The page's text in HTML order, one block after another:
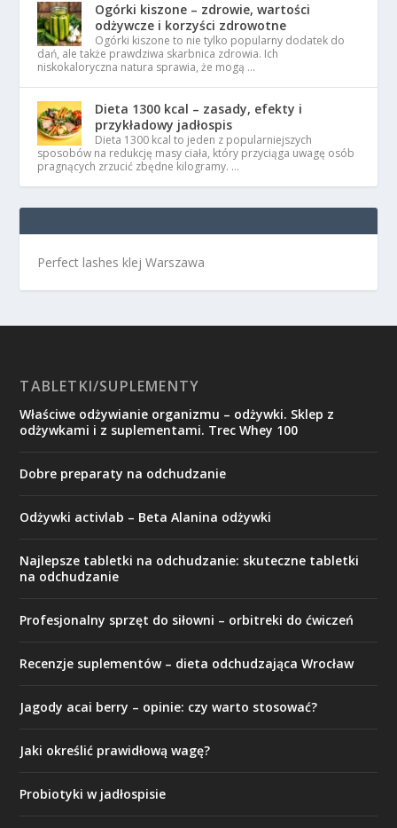
Ogórki kiszone – zdrowie, wartości
odżywcze i korzyści zdrowotne
Ogórki kiszone to nie tylko popularny dodatek do
dań, ale także prawdziwa skarbnica zdrowia. Ich
niskokaloryczna natura sprawia, że mogą …
Dieta 1300 kcal – zasady, efekty i
przykładowy jadłospis
Dieta 1300 kcal to jeden z popularniejszych
sposobów na redukcję masy ciała, który przyciąga uwagę osób
pragnących zrzucić zbędne kilogramy. …
Perfect lashes klej Warszawa
TABLETKI/SUPLEMENTY
Właściwe odżywianie organizmu – odżywki. Sklep z
odżywkami i z suplementami. Trec Whey 100
Dobre preparaty na odchudzanie
Odżywki activlab – Beta Alanina odżywki
Najlepsze tabletki na odchudzanie: skuteczne tabletki
na odchudzanie
Profesjonalny sprzęt do siłowni – orbitreki do ćwiczeń
Recenzje suplementów – dieta odchudzająca Wrocław
Jagody acai berry – opinie: czy warto stosować?
Jaki określić prawidłową wagę?
Probiotyki w jadłospisie